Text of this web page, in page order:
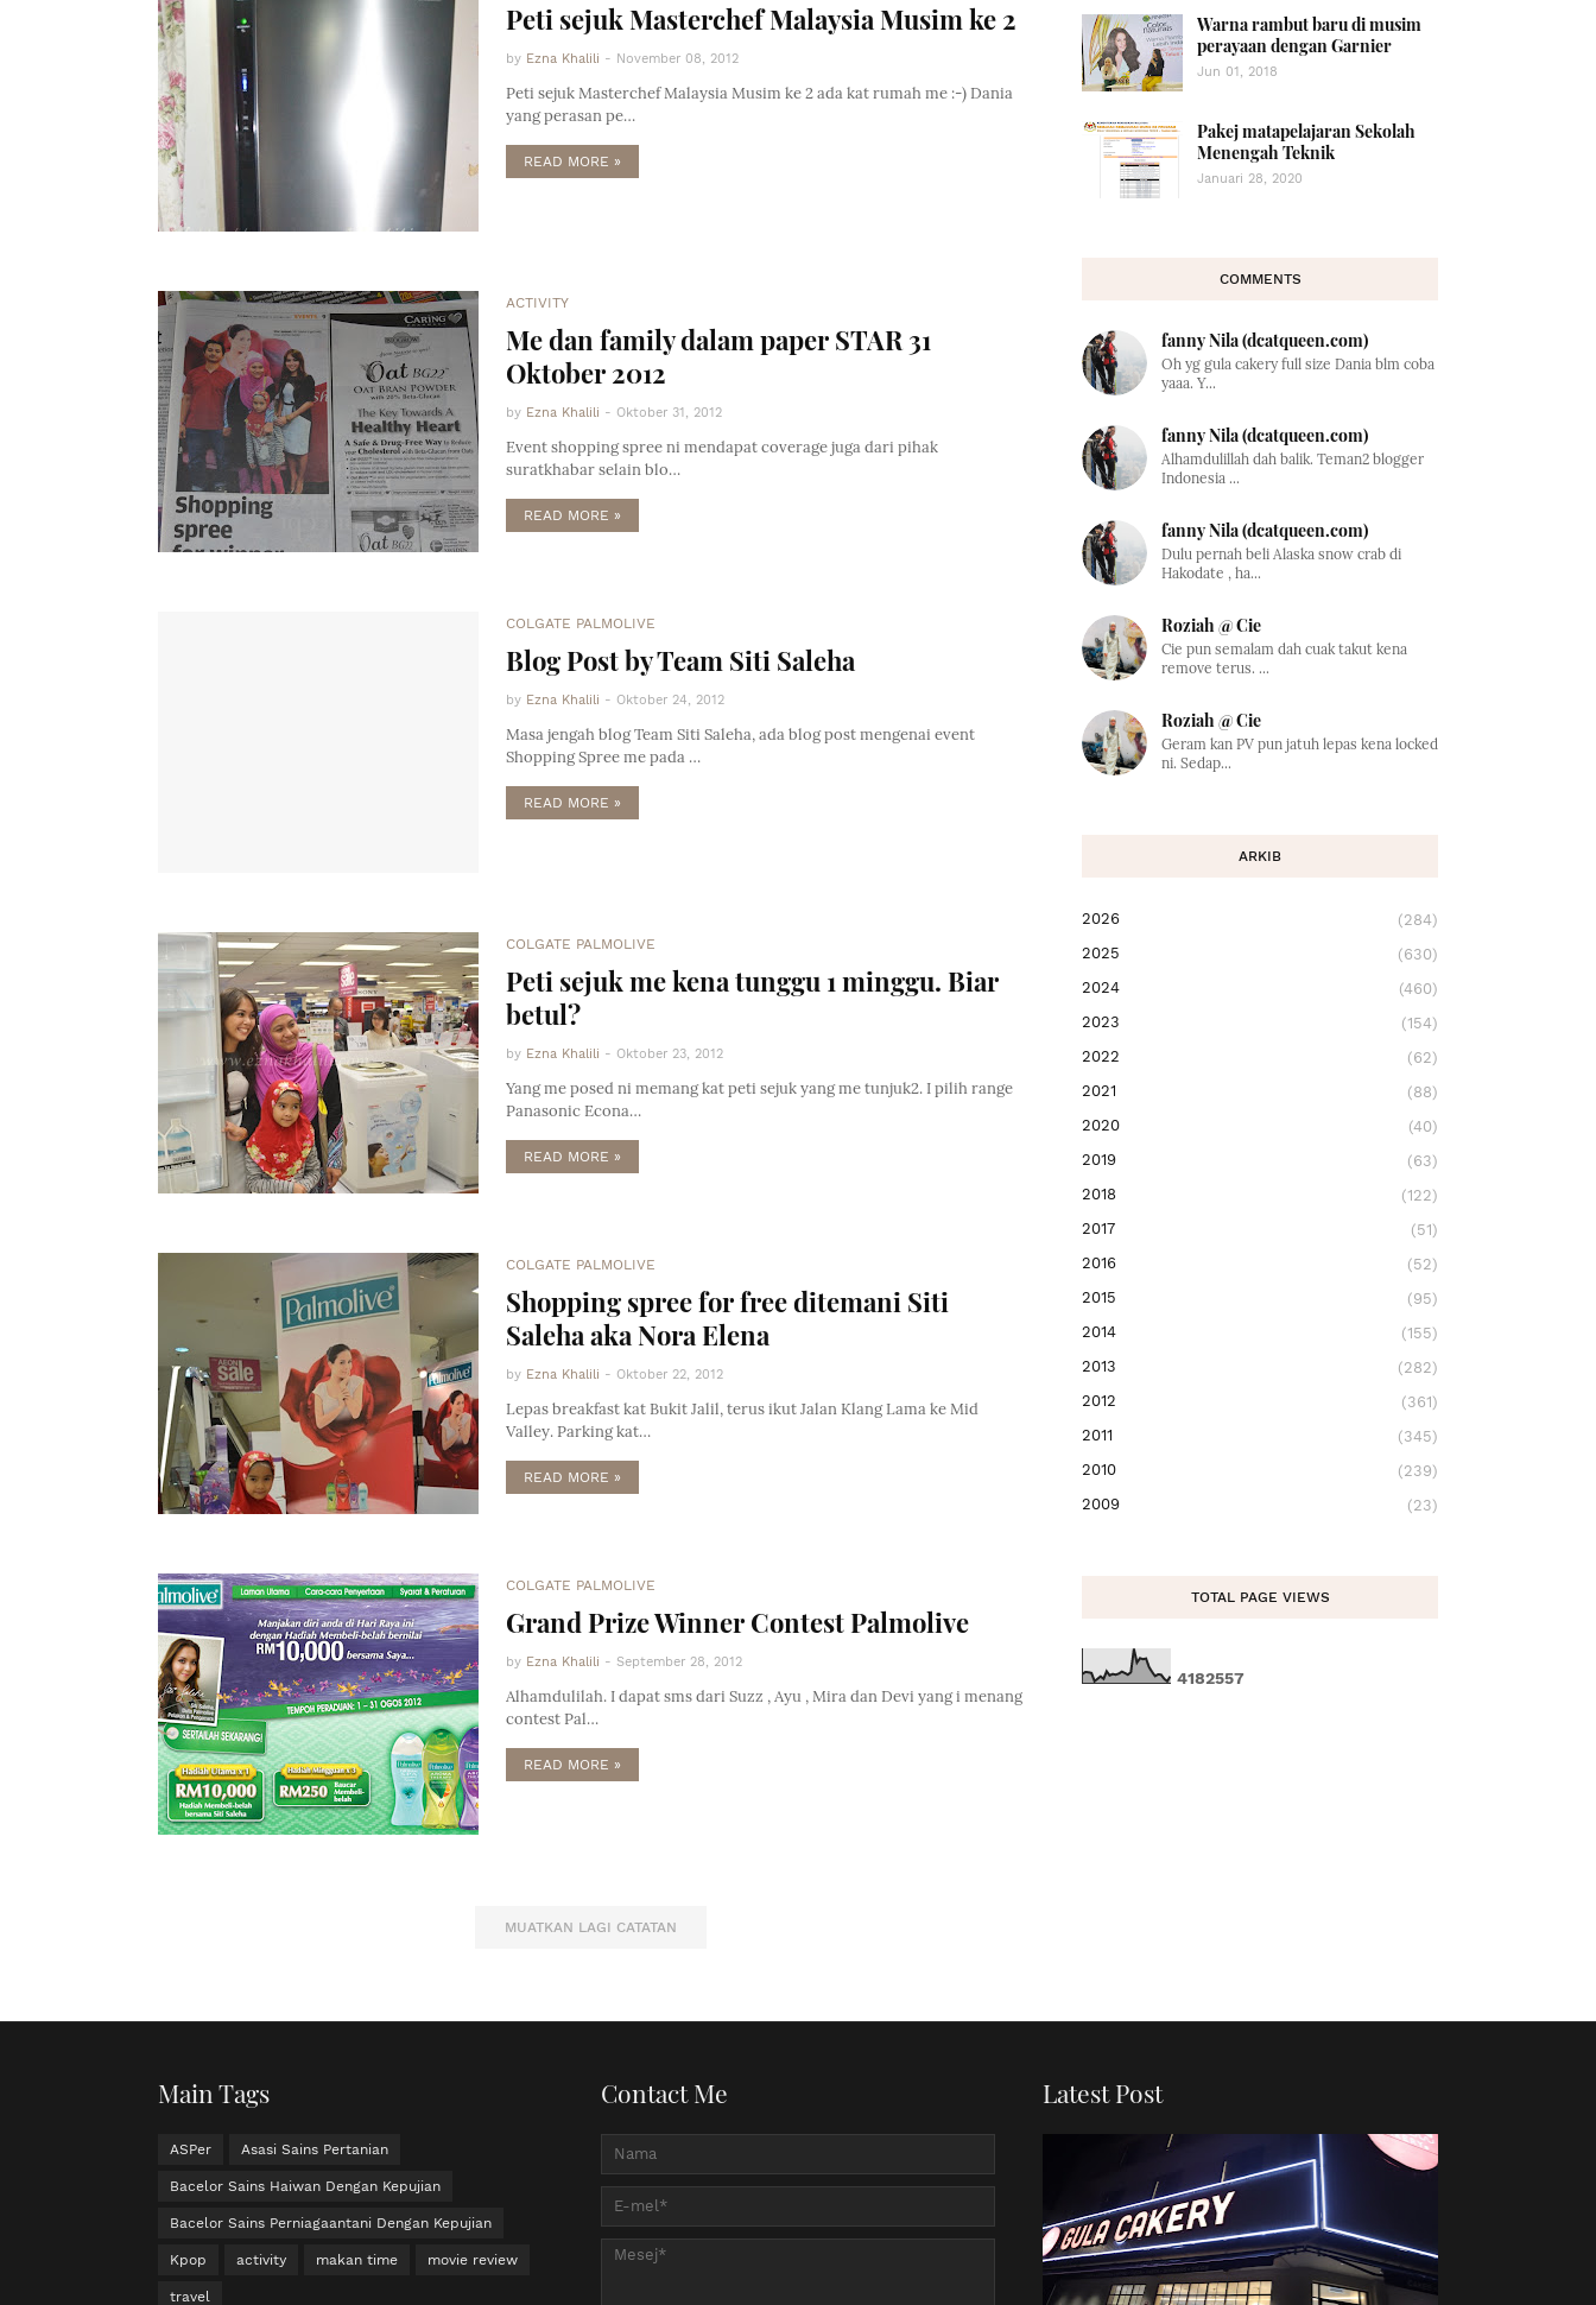
Peti sejuk Masterchef Malaysia Musim ke 2
by Ezna Khalili - November 08, 2012
Peti sejuk Masterchef Malaysia Musim ke 2 ada kat rumah me :-) Dania
yang perasan pe…
READ MORE »
ACTIVITY
Me dan family dalam paper STAR 31
Oktober 2012
by Ezna Khalili - Oktober 31, 2012
Event shopping spree ni mendapat coverage juga dari pihak
suratkhabar selain blo…
READ MORE »
COLGATE PALMOLIVE
Blog Post by Team Siti Saleha
by Ezna Khalili - Oktober 24, 2012
Masa jengah blog Team Siti Saleha, ada blog post mengenai event
Shopping Spree me pada …
READ MORE »
COLGATE PALMOLIVE
Peti sejuk me kena tunggu 1 minggu. Biar
betul?
by Ezna Khalili - Oktober 23, 2012
Yang me posed ni memang kat peti sejuk yang me tunjuk2. I pilih range
Panasonic Econa…
READ MORE »
COLGATE PALMOLIVE
Shopping spree for free ditemani Siti
Saleha aka Nora Elena
by Ezna Khalili - Oktober 22, 2012
Lepas breakfast kat Bukit Jalil, terus ikut Jalan Klang Lama ke Mid
Valley. Parking kat…
READ MORE »
COLGATE PALMOLIVE
Grand Prize Winner Contest Palmolive
by Ezna Khalili - September 28, 2012
Alhamdulilah. I dapat sms dari Suzz , Ayu , Mira dan Devi yang i menang
contest Pal…
READ MORE »
MUATKAN LAGI CATATAN
Warna rambut baru di musim
perayaan dengan Garnier
Jun 01, 2018
Pakej matapelajaran Sekolah
Menengah Teknik
Januari 28, 2020
COMMENTS
fanny Nila (dcatqueen.com)
Oh yg gula cakery full size Dania blm coba
yaaa. Y...
fanny Nila (dcatqueen.com)
Alhamdulillah dah balik. Teman2 blogger
Indonesia ...
fanny Nila (dcatqueen.com)
Dulu pernah beli Alaska snow crab di
Hakodate , ha...
Roziah @ Cie
Cie pun semalam dah cuak takut kena
remove terus. ...
Roziah @ Cie
Geram kan PV pun jatuh lepas kena locked
ni. Sedap...
ARKIB
2026
(284)
2025
(630)
2024
(460)
2023
(154)
2022
(62)
2021
(88)
2020
(40)
2019
(63)
2018
(122)
2017
(51)
2016
(52)
2015
(95)
2014
(155)
2013
(282)
2012
(361)
2011
(345)
2010
(239)
2009
(23)
TOTAL PAGE VIEWS
4182557
Main Tags
ASPer Asasi Sains Pertanian
Bacelor Sains Haiwan Dengan Kepujian
Bacelor Sains Perniagaantani Dengan Kepujian
Kpop activity makan time movie review
travel
Contact Me Latest Post